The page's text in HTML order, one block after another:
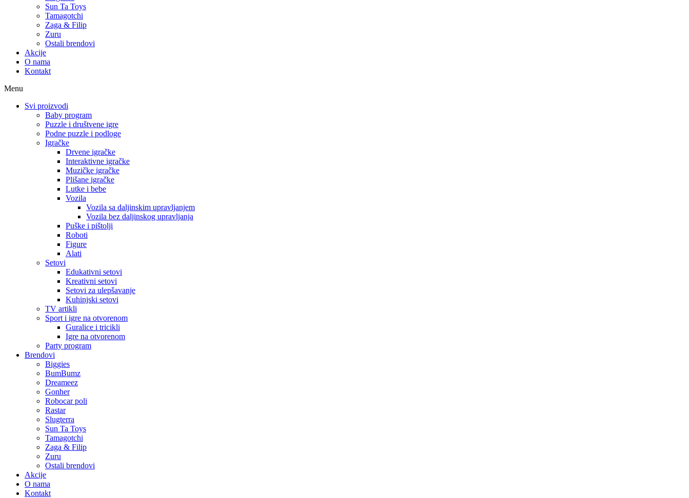
Sun Ta Toys
Tamagotchi
Zaga & Filip
Zuru
Ostali brendovi
Akcije
O nama
Kontakt
Menu
Svi proizvodi
Baby program
Puzzle i društvene igre
Podne puzzle i podloge
Igračke
Drvene igračke
Interaktivne igračke
Muzičke igračke
Plišane igračke
Lutke i bebe
Vozila
Vozila sa daljinskim upravljanjem
Vozila bez daljinskog upravljanja
Puške i pištolji
Roboti
Figure
Alati
Setovi
Edukativni setovi
Kreativni setovi
Setovi za ulepšavanje
Kuhinjski setovi
TV artikli
Sport i igre na otvorenom
Guralice i tricikli
Igre na otvorenom
Party program
Brendovi
Biggies
BumBumz
Dreameez
Gonher
Robocar poli
Rastar
Slugterra
Sun Ta Toys
Tamagotchi
Zaga & Filip
Zuru
Ostali brendovi
Akcije
O nama
Kontakt